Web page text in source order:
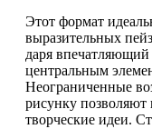
Этот формат
выразительных
даря впечатляющий
центральным
Неограниченные
рисунку
творческие идеи.